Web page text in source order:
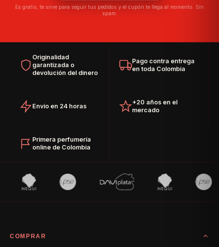
Es gratis, te sirve para seguir tus pedidos y el cupón te llega al momento. Sin
spam.
Originalidad
garantizada o
devolución del dinero
Pago contra entrega
en toda Colombia
Envío en 24 horas
+20 años en el
mercado
Primera perfumería
online de Colombia
COMPRAR